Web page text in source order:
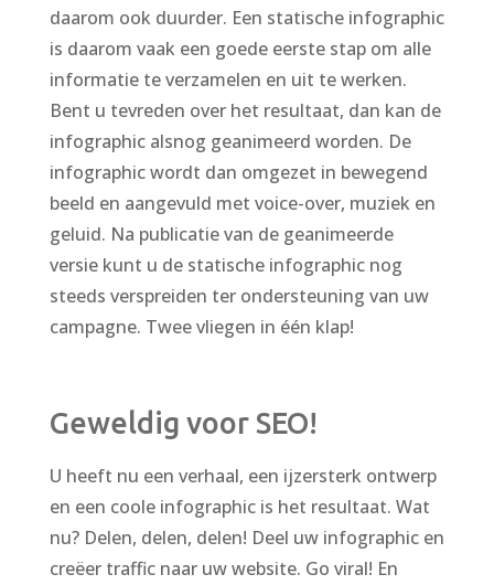
daarom ook duurder. Een statische infographic
is daarom vaak een goede eerste stap om alle
informatie te verzamelen en uit te werken.
Bent u tevreden over het resultaat, dan kan de
infographic alsnog geanimeerd worden. De
infographic wordt dan omgezet in bewegend
beeld en aangevuld met voice-over, muziek en
geluid. Na publicatie van de geanimeerde
versie kunt u de statische infographic nog
steeds verspreiden ter ondersteuning van uw
campagne. Twee vliegen in één klap!
Geweldig voor SEO!
U heeft nu een verhaal, een ijzersterk ontwerp
en een coole infographic is het resultaat. Wat
nu? Delen, delen, delen! Deel uw infographic en
creëer traffic naar uw website. Go viral! En